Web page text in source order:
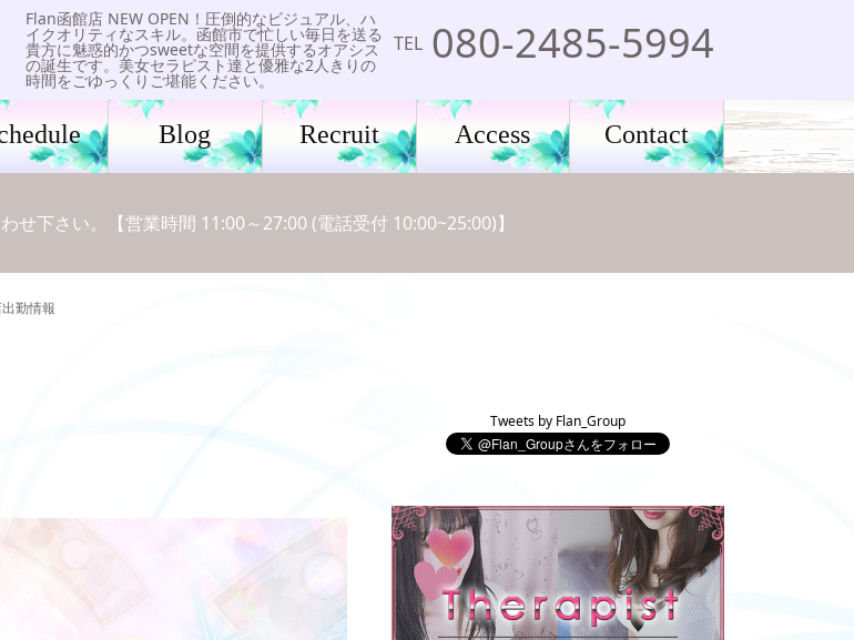
Flan函館店 NEW OPEN！圧倒的なビジュアル、ハ
イクオリティなスキル。函館市で忙しい毎日を送る
貴方に魅惑的かつsweetな空間を提供するオアシス
の誕生です。美女セラピスト達と優雅な2人きりの
時間をごゆっくりご堪能ください。
TEL 080-2485-5994
Blog Recruit Access Contact
せ下さい。【営業時間 11:00～27:00 (電話受付 10:00~25:00)】
勤情報
Tweets by Flan_Group